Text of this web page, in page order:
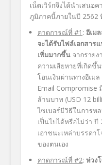
เน็ตเวิร์กจึงได้นำเสนอ
ภูมิภาคนี้ภายในปี 2562
คาดการณ์ที่#1 : อีเม
จะได้รับไฟล์เอกสาร
เพิ่มมากขึ้นจากรายง
ความเสียหายที่เกิดขึ้
โอนเงินผ่านทางอีเม
Email Compromise
ล้านบาท (USD 12
ไซเบอร์มีวิธีในการห
เป็นไปได้หรือไม่ว่า ปี
เอาชนะเหล่าบรรดา
ของตนเอง
คาดการณ์ที่#2: ห่วง